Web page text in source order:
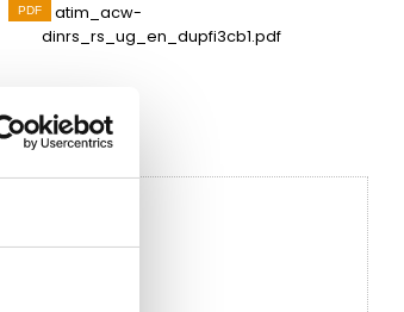
atim_acw-
dinrs_rs_ug_en_dupfi3cb1.pdf